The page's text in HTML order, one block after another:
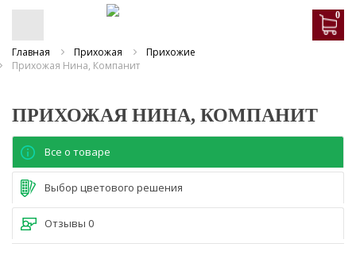
0
Главная Прихожая
Прихожие
Прихожая Нина, Компанит
ПРИХОЖАЯ НИНА, КОМПАНИТ
Все о товаре
Выбор цветового решения
Отзывы 0